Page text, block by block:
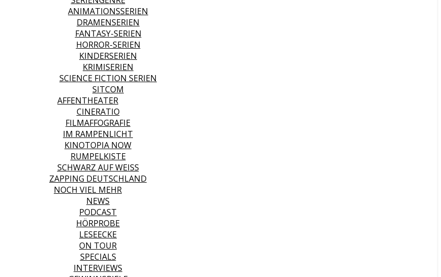
ANIMATIONSSERIEN
DRAMENSERIEN
FANTASY-SERIEN
HORROR-SERIEN
KINDERSERIEN
KRIMISERIEN
SCIENCE FICTION SERIEN
SITCOM
AFFENTHEATER
CINERATIO
FILMAFFOGRAFIE
IM RAMPENLICHT
KINOTOPIA NOW
RUMPELKISTE
SCHWARZ AUF WEISS
ZAPPING DEUTSCHLAND
NOCH VIEL MEHR
NEWS
PODCAST
HÖRPROBE
LESEECKE
ON TOUR
SPECIALS
INTERVIEWS